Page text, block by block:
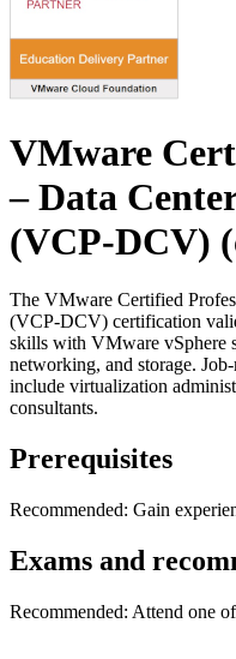
VMware
– Data
(VCP-DCV)
The VMware Certified
(VCP-DCV) certification
skills with VMware vSphere
networking, and storage.
include virtualization
consultants.
Prerequisites
Recommended: Gain
Exams and
Recommended: Attend one